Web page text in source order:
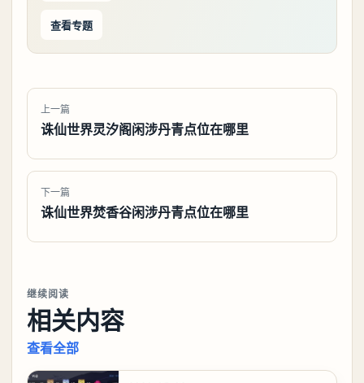
查看专题
上一篇
诛仙世界灵汐阁闲涉丹青点位在哪里
下一篇
诛仙世界焚香谷闲涉丹青点位在哪里
继续阅读
相关内容
查看全部